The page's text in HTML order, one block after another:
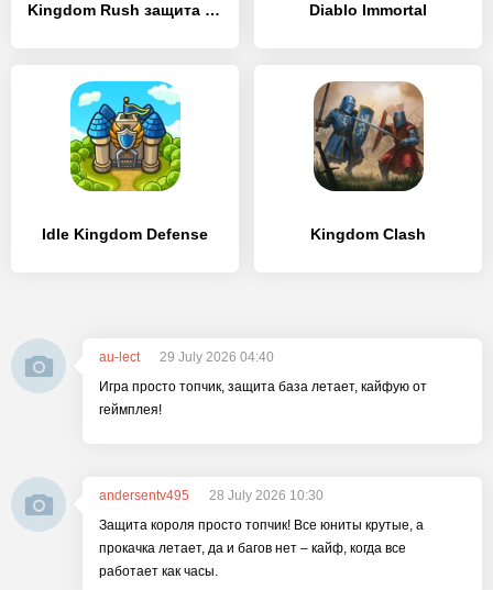
Kingdom Rush защита башни TD Diablo Immortal
Idle Kingdom Defense Kingdom Clash
au-lect
29 July 2026 04:40
Игра просто топчик, защита база летает, кайфую от
геймплея!
andersentv495
28 July 2026 10:30
Защита короля просто топчик! Все юниты крутые, а
прокачка летает, да и багов нет – кайф, когда все
работает как часы.